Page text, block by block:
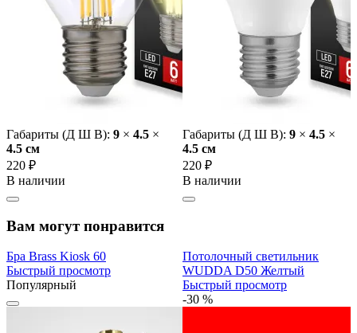
Габариты (Д Ш В): 9 × 4.5 ×
4.5 cм
220 ₽
В наличии
Габариты (Д Ш В): 9 × 4.5 ×
4.5 cм
220 ₽
В наличии
Вам могут понравится
Бра Brass Kiosk 60
Быстрый просмотр
Популярный
Потолочный светильник
WUDDA D50 Желтый
Быстрый просмотр
-30 %